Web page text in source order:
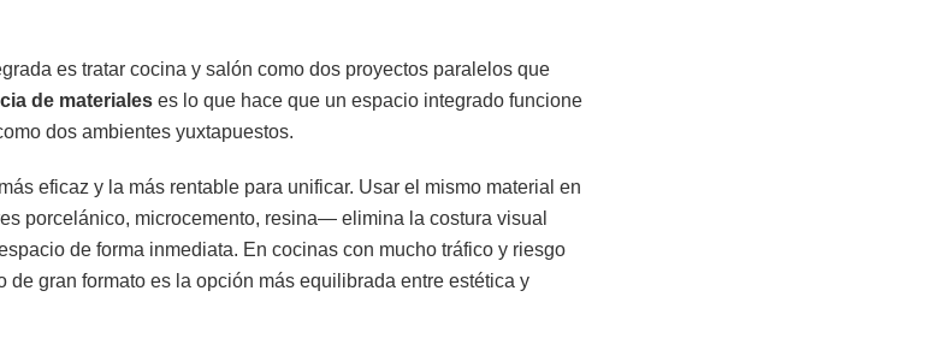
es tratar cocina y salón como dos proyectos paralelos que
de materiales es lo que hace que un espacio integrado funcione
dos ambientes yuxtapuestos.
eficaz y la más rentable para unificar. Usar el mismo material en
porcelánico, microcemento, resina— elimina la costura visual
de forma inmediata. En cocinas con mucho tráfico y riesgo
gran formato es la opción más equilibrada entre estética y